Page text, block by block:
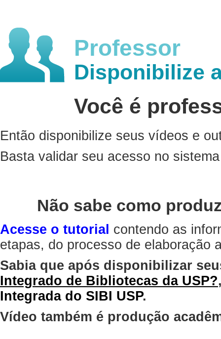
Professor
Disponibilize
Você é
Então disponibilize seus vídeos e
Basta validar seu acesso no
Não sabe como
Acesse o tutorial contendo as
etapas, do processo de elaboração
Sabia que após disponibilizar
Integrado de Bibliotecas da USP?
Integrada do SIBI USP.
Vídeo também é produção